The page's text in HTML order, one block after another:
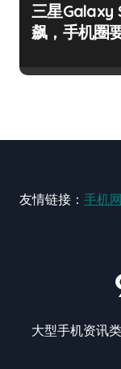
三星Galaxy
飙，手机圈
友情链接： 手机网
大型手机资讯